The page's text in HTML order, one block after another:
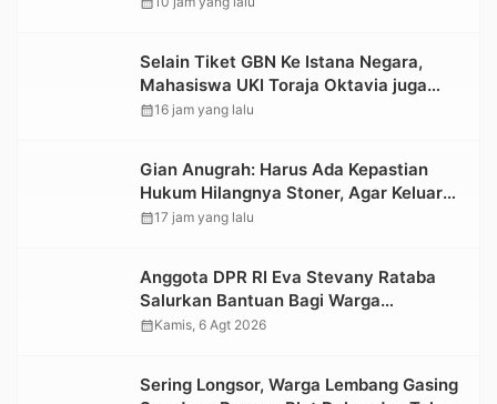
Selain Tiket GBN Ke Istana Negara,
Mahasiswa UKI Toraja Oktavia juga
Lolos ke Pekan Seni Mahasiswa
calendar_month16 jam yang lalu
Gian Anugrah: Harus Ada Kepastian
Hukum Hilangnya Stoner, Agar Keluarga
tidak Larut dalam Trauma dan
calendar_month17 jam yang lalu
Anggota DPR RI Eva Stevany Rataba
Salurkan Bantuan Bagi Warga
Terdampak Longsor di Buntu Pepasan
calendar_monthKamis, 6 Agt 2026
Sering Longsor, Warga Lembang Gasing